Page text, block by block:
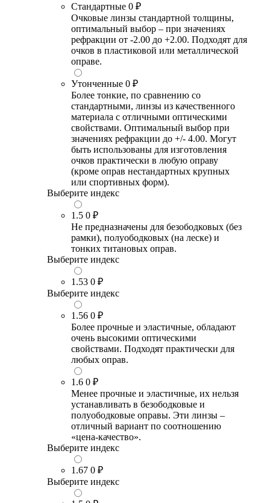
Стандартные 0 ₽
Очковые линзы стандартной толщины,
оптимальный выбор – при значениях
рефракции от -2.00 до +2.00. Подходят для
очков в пластиковой или металлической
оправе.
Утонченные 0 ₽
Более тонкие, по сравнению со
стандартными, линзы из качественного
материала с отличными оптическими
свойствами. Оптимальный выбор при
значениях рефракции до +/- 4.00. Могут
быть использованы для изготовления
очков практически в любую оправу
(кроме оправ нестандартных крупных
или спортивных форм).
Выберите индекс
1.5 0 ₽
Не предназначены для безободковых (без
рамки), полуободковых (на леске) и
тонких титановых оправ.
Выберите индекс
1.53 0 ₽
Выберите индекс
1.56 0 ₽
Более прочные и эластичные, обладают
очень высокими оптическими
свойствами. Подходят практически для
любых оправ.
1.6 0 ₽
Менее прочные и эластичные, их нельзя
устанавливать в безободковые и
полуободковые оправы. Эти линзы –
отличный вариант по соотношению
«цена-качество».
Выберите индекс
1.67 0 ₽
Выберите индекс